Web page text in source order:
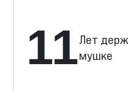
11Лет
мушке